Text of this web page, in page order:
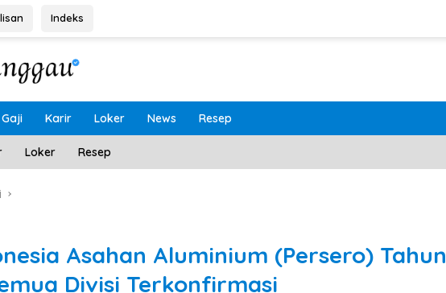
Indeks
Gaji Karir Loker News Resep
Loker Resep
Asahan Aluminium (Persero) Tahun
Divisi Terkonfirmasi